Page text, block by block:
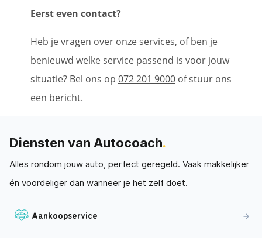
Eerst even contact?
Heb je vragen over onze services, of ben je
benieuwd welke service passend is voor jouw
situatie? Bel ons op 072 201 9000 of stuur ons
een bericht.
Diensten van Autocoach.
Alles rondom jouw auto, perfect geregeld. Vaak makkelijker
én voordeliger dan wanneer je het zelf doet.
Aankoopservice